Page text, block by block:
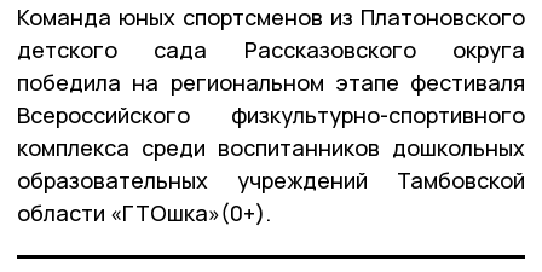
Команда юных спортсменов из Платоновского
детского сада Рассказовского округа
победила на региональном этапе фестиваля
Всероссийского физкультурно-спортивного
комплекса среди воспитанников дошкольных
образовательных учреждений Тамбовской
области «ГТОшка»(0+).